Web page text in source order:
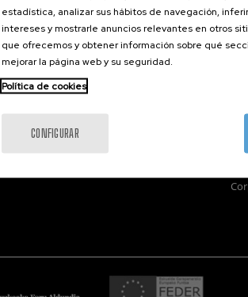
nanoGUNE
estadística, analizar sus hábitos de navegación,
intereses y mostrarle anuncios relevantes en otros
que ofrecemos y obtener información sobre qué
mejorar la página web y su seguridad.
Política de cookies
CONFIGURAR